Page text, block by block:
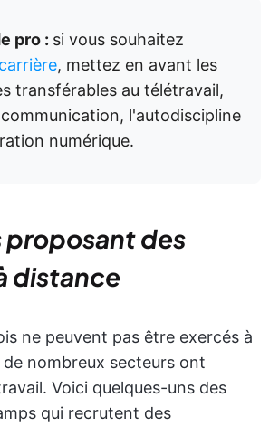
pro : si vous souhaitez
, mettez en avant les
transférables au télétravail,
l'autodiscipline
numérique.
proposant des
distance
ne peuvent pas être exercés à
de nombreux secteurs ont
Voici quelques-uns des
qui recrutent des